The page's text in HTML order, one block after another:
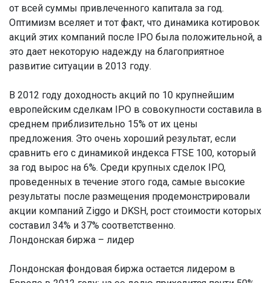
от всей суммы привлеченного капитала за год.
Оптимизм вселяет и тот факт, что динамика котировок
акций этих компаний после IPO была положительной, а
это дает некоторую надежду на благоприятное
развитие ситуации в 2013 году.
В 2012 году доходность акций по 10 крупнейшим
европейским сделкам IPO в совокупности составила в
среднем приблизительно 15% от их цены
предложения. Это очень хороший результат, если
сравнить его с динамикой индекса FTSE 100, который
за год вырос на 6%. Среди крупных сделок IPO,
проведенных в течение этого года, самые высокие
результаты после размещения продемонстрировали
акции компаний Ziggo и DKSH, рост стоимости которых
составил 34% и 37% соответственно.
Лондонская биржа – лидер
Лондонская фондовая биржа остается лидером в